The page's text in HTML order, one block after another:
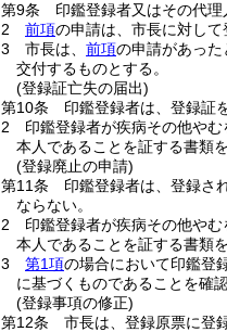
第9条
印鑑登録者又はその代
2
前項の申請は、市長に対して
3
市長は、 前項の申請があっ
交付するものとする。
(登録証亡失の届出)
第10条
印鑑登録者は、登録証
2
印鑑登録者が疾病その他やむ
本人であることを証する書類
(登録廃止の申請)
第11条
印鑑登録者は、登録さ
ならない。
2
印鑑登録者が疾病その他やむ
本人であることを証する書類
3
第1項の場合において印鑑登
に基づくものであることを確
(登録事項の修正)
第12条
市長は、登録原票に登